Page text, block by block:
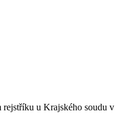
rejstříku u Krajského soudu v